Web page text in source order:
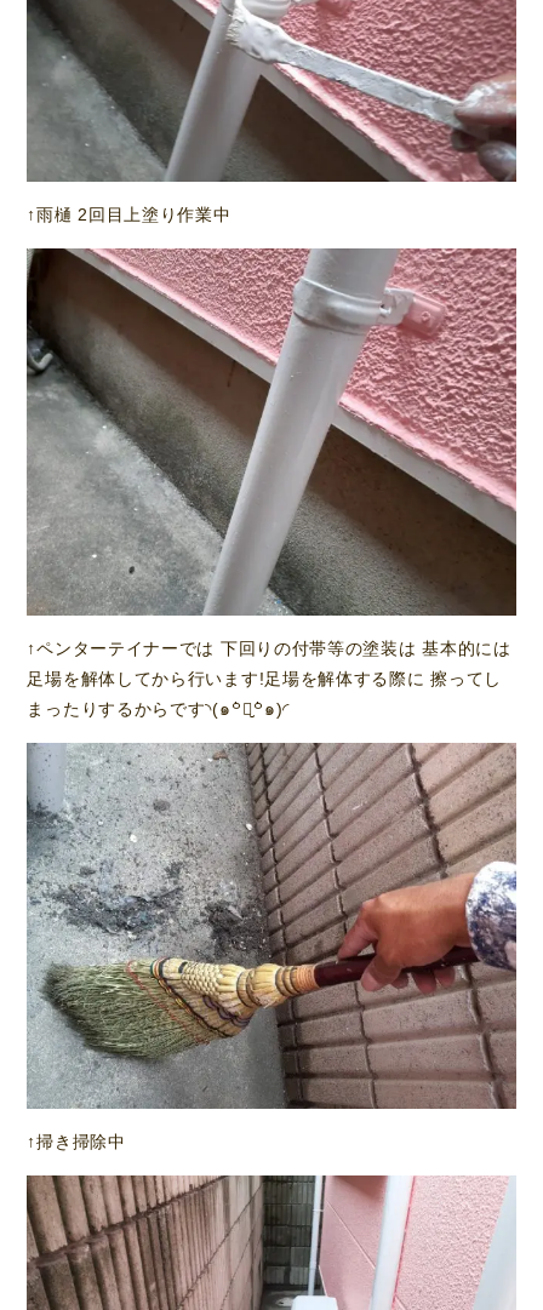
↑雨樋 2回目上塗り作業中
↑ペンターテイナーでは 下回りの付帯等の塗装は 基本的には
足場を解体してから行います!足場を解体する際に 擦ってし
まったりするからです◝(๑꒪່౪̮꒪່๑)◜
↑掃き掃除中